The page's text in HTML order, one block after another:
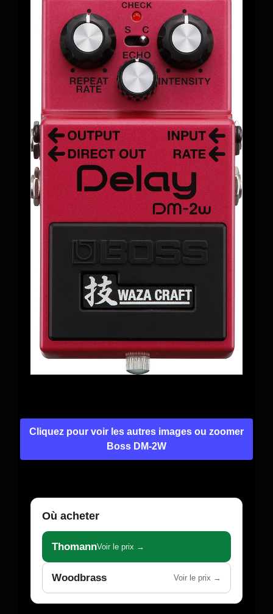
Cliquez pour voir les autres images ou zoomer
Boss DM-2W
Où acheter
ThomannVoir le prix →
Woodbrass Voir le prix →